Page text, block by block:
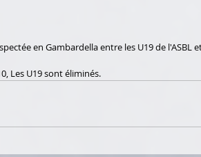
en Gambardella entre les U19 de l'ASBL
Les U19 sont éliminés.